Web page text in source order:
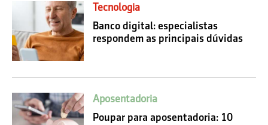
Tecnologia
Banco digital: especialistas
respondem as principais dúvidas
Aposentadoria
Poupar para aposentadoria: 10